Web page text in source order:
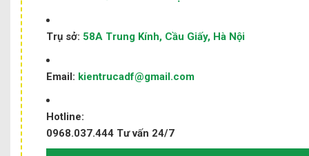
Trụ sở: 58A Trung Kính, Cầu Giấy, Hà Nội
Email: kientrucadf@gmail.com
Hotline:
0968.037.444 Tư vấn 24/7